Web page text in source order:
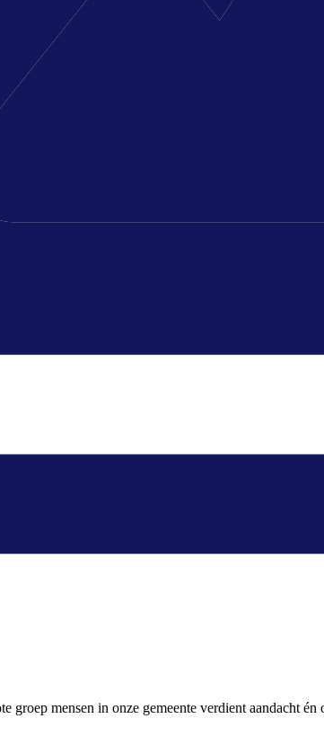
groep mensen in onze gemeente verdient aandacht